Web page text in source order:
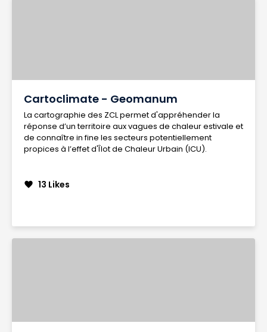
Cartoclimate - Geomanum
La cartographie des ZCL permet d'appréhender la
réponse d’un territoire aux vagues de chaleur estivale et
de connaître in fine les secteurs potentiellement
propices à l’effet d'Îlot de Chaleur Urbain (ICU).
favorite 13 Likes